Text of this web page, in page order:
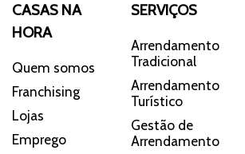
CASAS NA
HORA
Quem somos
Franchising
Lojas
Emprego
SERVIÇOS
Arrendamento
Tradicional
Arrendamento
Turístico
Gestão de
Arrendamento